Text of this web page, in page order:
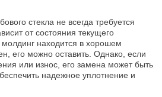
стекла не всегда требуется
от состояния текущего
находится в хорошем
его можно оставить. Однако, если
или износ, его замена может быть
надежное уплотнение и